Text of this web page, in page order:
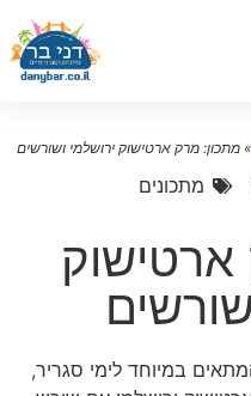
מרק ארטישוק ירושלמי ושורשים
מתכונים
במיוחד לימי סגריר,